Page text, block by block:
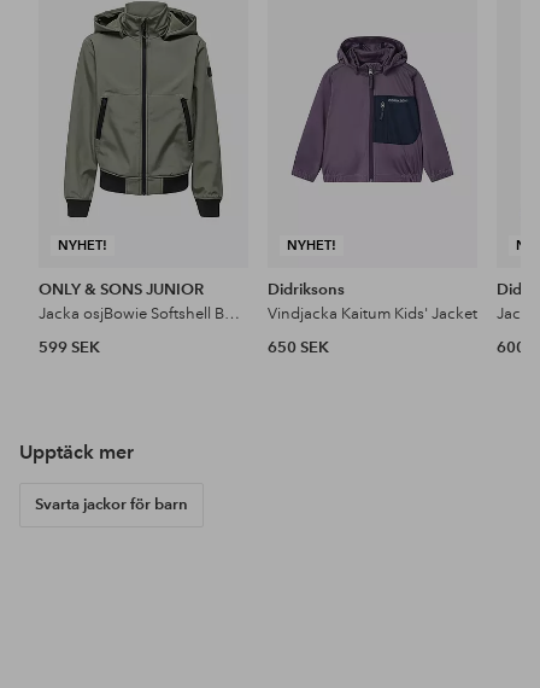
NYHET!
favoriter
ONLY & SONS JUNIOR
Jacka osjBowie Softshell Bomber Otw
599 SEK
NYHET!
Didriksons
Vindjacka Kaitum Kids' Jacket
650 SEK
600
Upptäck mer
Svarta jackor för barn